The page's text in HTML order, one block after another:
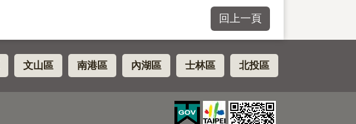
回上一頁
文山區 南港區 內湖區 士林區 北投區